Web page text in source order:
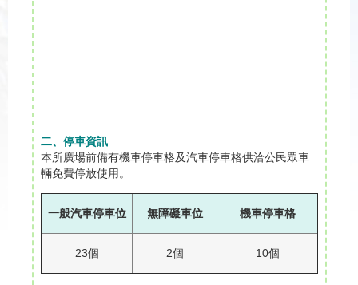
二、停車資訊
本所廣場前備有機車停車格及汽車停車格供洽公民眾車
輛免費停放使用。
一般汽車停車位 無障礙車位 機車停車格
23個 2個 10個